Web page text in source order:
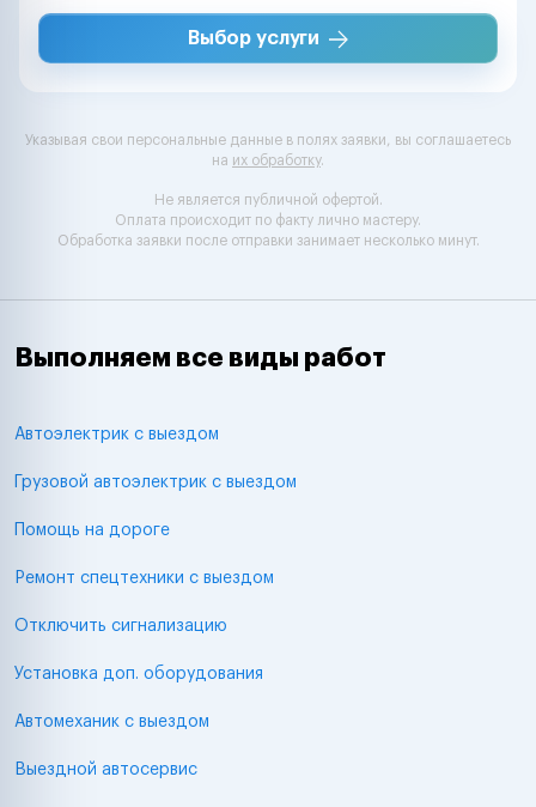
Выбор услуги
Указывая свои персональные данные в полях заявки, вы соглашаетесь
на их обработку.
Не является публичной офертой.
Оплата происходит по факту лично мастеру.
Обработка заявки после отправки занимает несколько минут.
Выполняем все виды работ
Автоэлектрик с выездом
Грузовой автоэлектрик с выездом
Помощь на дороге
Ремонт спецтехники с выездом
Отключить сигнализацию
Установка доп. оборудования
Автомеханик с выездом
Выездной автосервис